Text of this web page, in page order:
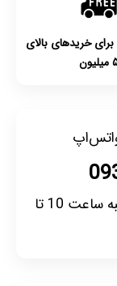
خریدهای بالای
ساعت کاری شنبه تا پنج شنبه ساعت 10 تا